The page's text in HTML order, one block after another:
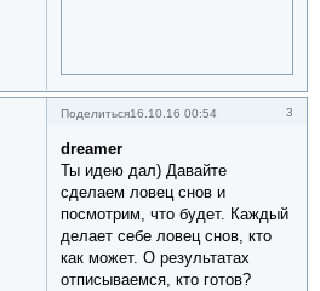
Поделиться 3
16.10.16 00:54
dreamer
Ты идею дал) Давайте
сделаем ловец снов и
посмотрим, что будет. Каждый
делает себе ловец снов, кто
как может. О результатах
отписываемся, кто готов?